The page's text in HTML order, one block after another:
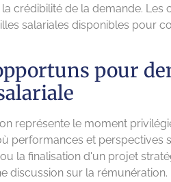
crédibilité de la demande.
salariales disponibles pour
pour
représente le moment
performances et perspectives
la finalisation d'un projet
discussion sur la